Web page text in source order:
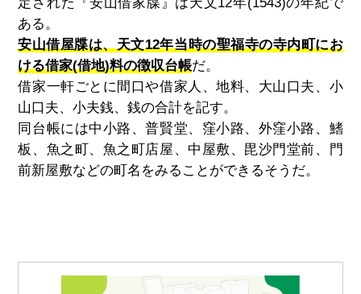
ある。
安山借屋牒は、天文12年当時の聖福寺の寺内町にお
ける借家(借地)料の徴収台帳だ。
借家一軒ごとに間口や借家人、地料、大山口夫、小
山口夫、小夫銭、銭の合計を記す。
同台帳には中小路、普賢堂、窪小路、外窪小路、鰭
板、魚之町、魚之町店屋、中屋敷、毘沙門堂前、門
前新屋敷などの町名をみることができるそうだ。